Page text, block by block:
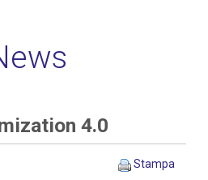
4.0
Stampa